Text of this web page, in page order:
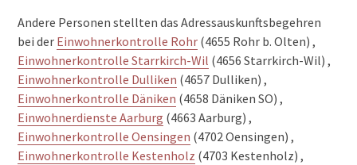
Andere Personen stellten das Adressauskunftsbegehren
bei der Einwohnerkontrolle Rohr (4655 Rohr b. Olten) ,
Einwohnerkontrolle Starrkirch-Wil (4656 Starrkirch-Wil) ,
Einwohnerkontrolle Dulliken (4657 Dulliken) ,
Einwohnerkontrolle Däniken (4658 Däniken SO) ,
Einwohnerdienste Aarburg (4663 Aarburg) ,
Einwohnerkontrolle Oensingen (4702 Oensingen) ,
Einwohnerkontrolle Kestenholz (4703 Kestenholz) ,